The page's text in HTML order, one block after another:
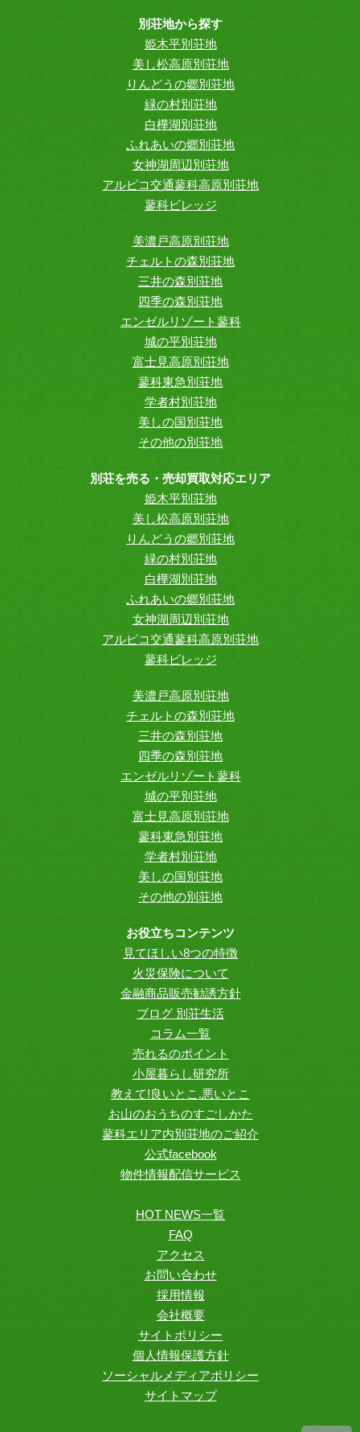
別荘地から探す
姫木平別荘地
美し松高原別荘地
りんどうの郷別荘地
緑の村別荘地
白樺湖別荘地
ふれあいの郷別荘地
女神湖周辺別荘地
アルピコ交通蓼科高原別荘地
蓼科ビレッジ
美濃戸高原別荘地
チェルトの森別荘地
三井の森別荘地
四季の森別荘地
エンゼルリゾート蓼科
城の平別荘地
富士見高原別荘地
蓼科東急別荘地
学者村別荘地
美しの国別荘地
その他の別荘地
別荘を売る・売却買取対応エリア
姫木平別荘地
美し松高原別荘地
りんどうの郷別荘地
緑の村別荘地
白樺湖別荘地
ふれあいの郷別荘地
女神湖周辺別荘地
アルピコ交通蓼科高原別荘地
蓼科ビレッジ
美濃戸高原別荘地
チェルトの森別荘地
三井の森別荘地
四季の森別荘地
エンゼルリゾート蓼科
城の平別荘地
富士見高原別荘地
蓼科東急別荘地
学者村別荘地
美しの国別荘地
その他の別荘地
お役立ちコンテンツ
見てほしい8つの特徴
火災保険について
金融商品販売勧誘方針
ブログ 別荘生活
コラム一覧
売れるのポイント
小屋暮らし研究所
教えて!良いとこ.悪いとこ
お山のおうちのすごしかた
蓼科エリア内別荘地のご紹介
公式facebook
物件情報配信サービス
HOT NEWS一覧
FAQ
アクセス
お問い合わせ
採用情報
会社概要
サイトポリシー
個人情報保護方針
ソーシャルメディアポリシー
サイトマップ